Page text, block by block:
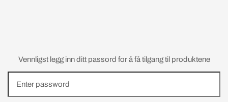
Vennligst legg inn ditt passord for å få tilgang til produktene